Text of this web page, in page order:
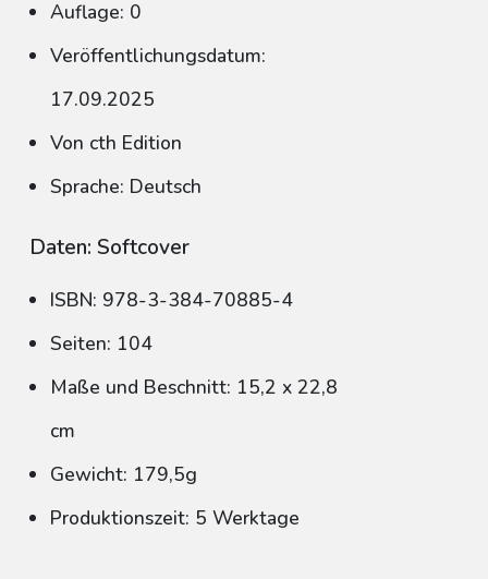
Auflage: 0
Veröffentlichungsdatum:
17.09.2025
Von cth Edition
Sprache: Deutsch
Daten: Softcover
ISBN: 978-3-384-70885-4
Seiten: 104
Maße und Beschnitt: 15,2 x 22,8
cm
Gewicht: 179,5g
Produktionszeit: 5 Werktage